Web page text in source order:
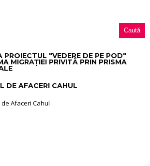
PROIECTUL "VEDERE DE PE POD"
MIGRAȚIEI PRIVITĂ PRIN PRISMA
DE AFACERI CAHUL